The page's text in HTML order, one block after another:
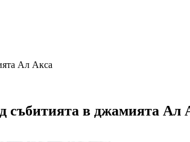
Ал Акса
събитията в джамията Ал